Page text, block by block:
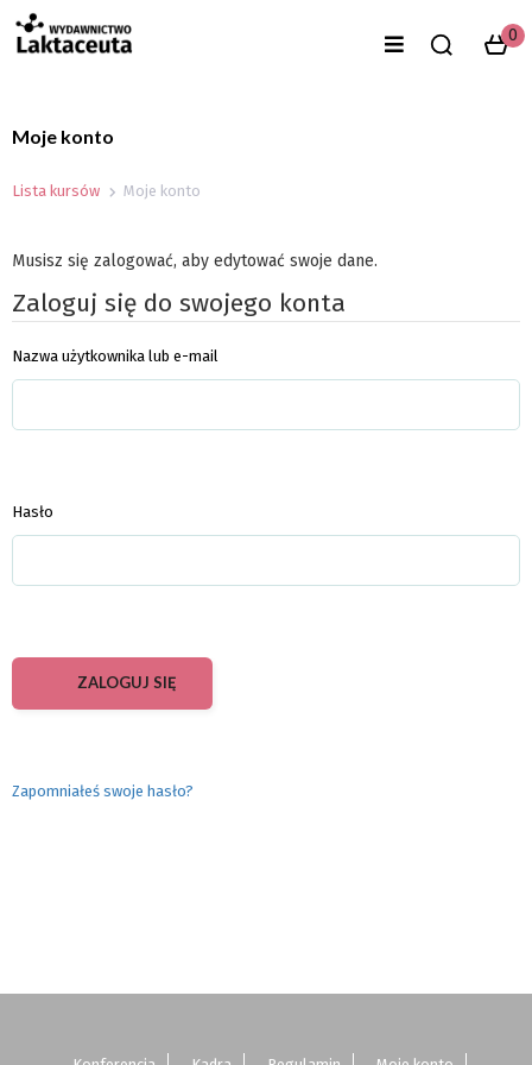
0
Moje konto
Lista kursów Moje konto
Musisz się zalogować, aby edytować swoje dane.
Zaloguj się do swojego konta
Nazwa użytkownika lub e-mail
Hasło
Zapomniałeś swoje hasło?